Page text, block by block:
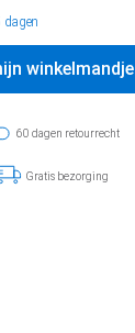
dagen
winkelmandje
60 dagen retourrecht
Gratis bezorging